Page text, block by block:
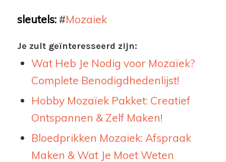
sleutels:#Mozaiek
Je zult geïnteresseerd zijn:
Wat Heb Je Nodig voor Mozaïek?
Complete Benodigdhedenlijst!
Hobby Mozaïek Pakket: Creatief
Ontspannen & Zelf Maken!
Bloedprikken Mozaiek: Afspraak
Maken & Wat Je Moet Weten